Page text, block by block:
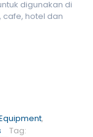
digunakan di
cafe, hotel dan
,
Tag: